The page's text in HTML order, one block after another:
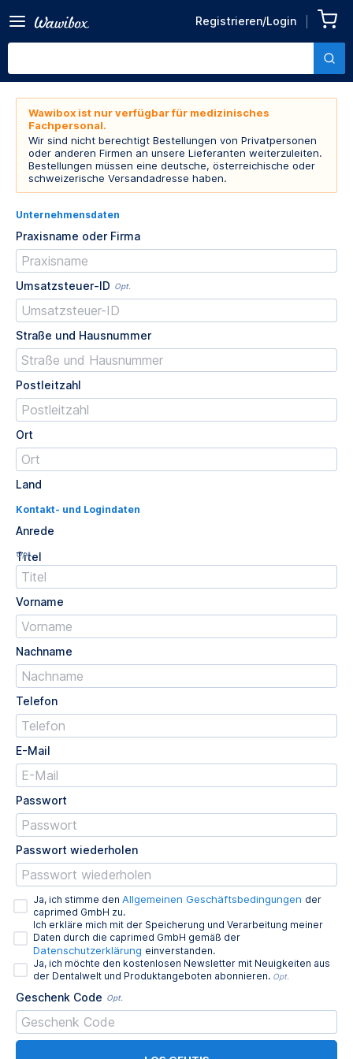
Registrieren/Login
Wawibox ist nur verfügbar für medizinisches
Fachpersonal.
Wir sind nicht berechtigt Bestellungen von Privatpersonen
oder anderen Firmen an unsere Lieferanten weiterzuleiten.
Bestellungen müssen eine deutsche, österreichische oder
schweizerische Versandadresse haben.
Unternehmensdaten
Praxisname oder Firma
Umsatzsteuer-ID Opt.
Straße und Hausnummer
Postleitzahl
Ort
Land
Kontakt- und Logindaten
Anrede
Titel
Opt.
Vorname
Nachname
Telefon
E-Mail
Passwort
Passwort wiederholen
Ja, ich stimme den Allgemeinen Geschäftsbedingungen der
caprimed GmbH zu.
Ich erkläre mich mit der Speicherung und Verarbeitung meiner
Daten durch die caprimed GmbH gemäß der
Datenschutzerklärung einverstanden.
Ja, ich möchte den kostenlosen Newsletter mit Neuigkeiten aus
der Dentalwelt und Produktangeboten abonnieren. Opt.
Geschenk Code Opt.